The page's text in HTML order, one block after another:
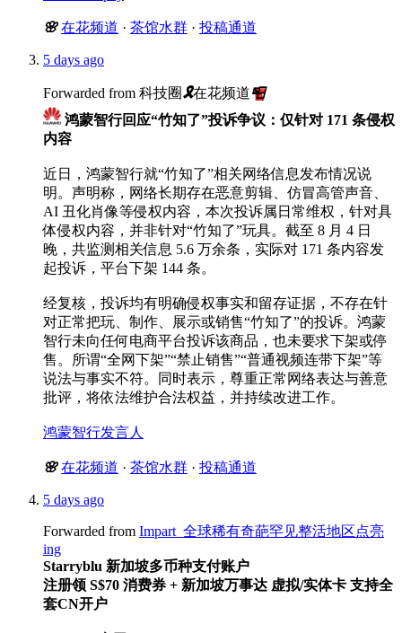
🌸 在花频道 · 茶馆水群 · 投稿通道
5 days ago
Forwarded from 科技圈🎗在花频道📮
鸿蒙智行回应“竹知了”投诉争议：仅针对 171 条侵权
内容
近日，鸿蒙智行就“竹知了”相关网络信息发布情况说
明。声明称，网络长期存在恶意剪辑、仿冒高管声音、
AI 丑化肖像等侵权内容，本次投诉属日常维权，针对具
体侵权内容，并非针对“竹知了”玩具。截至 8 月 4 日
晚，共监测相关信息 5.6 万余条，实际对 171 条内容发
起投诉，平台下架 144 条。
经复核，投诉均有明确侵权事实和留存证据，不存在针
对正常把玩、制作、展示或销售“竹知了”的投诉。鸿蒙
智行未向任何电商平台投诉该商品，也未要求下架或停
售。所谓“全网下架”“禁止销售”“普通视频连带下架”等
说法与事实不符。同时表示，尊重正常网络表达与善意
批评，将依法维护合法权益，并持续改进工作。
鸿蒙智行发言人
🌸 在花频道 · 茶馆水群 · 投稿通道
5 days ago
Forwarded from Impart_全球稀有奇葩罕见整活地区点亮
ing
Starryblu 新加坡多币种支付账户
注册领 S$70 消费券 + 新加坡万事达 虚拟/实体卡 支持全
套CN开户